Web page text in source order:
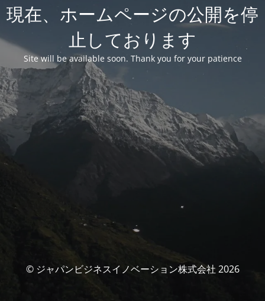
現在、ホームページの公開を停
止しております
Site will be available soon. Thank you for your patience
© ジャパンビジネスイノベーション株式会社 2026